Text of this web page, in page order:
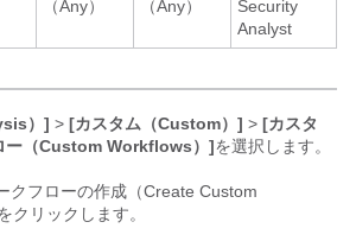
（Any）
（Any）
Security
Analyst
）] > [カスタム（Custom）] > [カスタ
ー（Custom Workflows）]を選択します。
クフローの作成（Create Custom
クリックします。